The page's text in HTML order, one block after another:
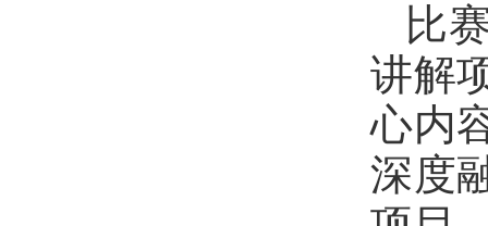
比
讲解
心内
深度